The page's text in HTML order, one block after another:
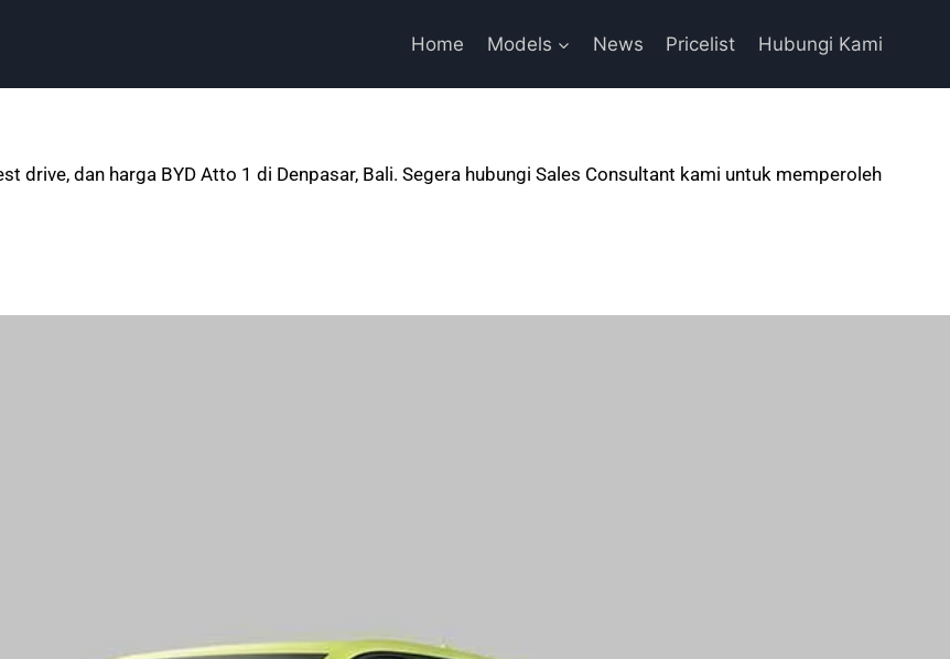
Home Models News Pricelist Hubungi Kami
drive, dan harga BYD Atto 1 di Denpasar, Bali. Segera hubungi Sales Consultant kami untuk memperoleh